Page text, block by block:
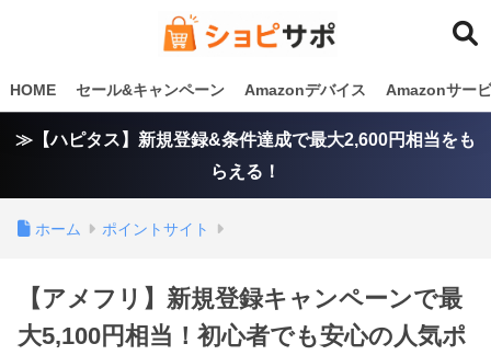
HOME セール&キャンペーン Amazonデバイス Amazonサー
≫【ハピタス】新規登録&条件達成で最大2,600円相当をも
らえる！
ホーム ポイントサイト
【アメフリ】新規登録キャンペーンで最
大5,100円相当！初心者でも安心の人気ポ